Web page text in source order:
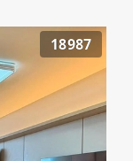
18987